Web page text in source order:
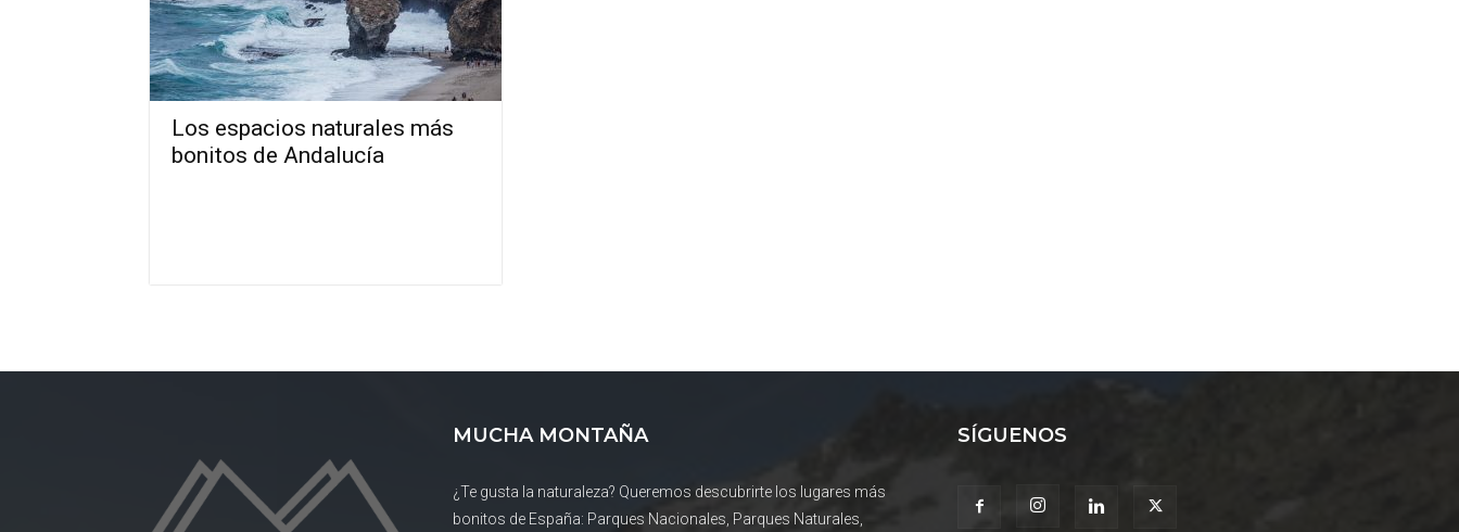
Los espacios naturales más
bonitos de Andalucía
MUCHA MONTAÑA
¿Te gusta la naturaleza? Queremos descubrirte los lugares más
bonitos de España: Parques Nacionales, Parques Naturales,
SÍGUENOS